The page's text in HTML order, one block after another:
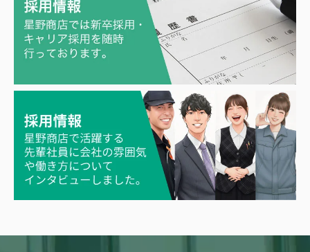
ひ）平岡織染株式会社
社
ひ）株式会社日中製作所 ふ）フェデポリマーブル株式会社
ふ）藤森工業株式会社
ま）マスダ株式会社
や）株式会社ヤマテン や）矢野テント株式会社
や）株式会社ヤボシ(フジ) ゆ）ユキ技研株式会社
ゆ）ユニチカ株式会社 ら）株式会社来夢（らいむ）
り）リンテック株式会社
わ）YKKファスニングプロダクツ